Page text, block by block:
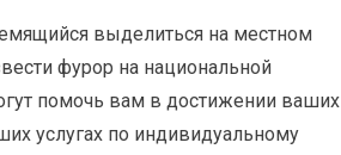
выделиться на местном
фурор на национальной
помочь вам в достижении ваших
услугах по индивидуальному